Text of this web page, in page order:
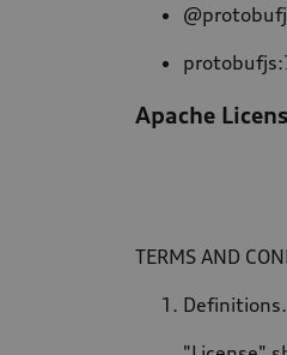
Apache
TERMS AND
Definitions.